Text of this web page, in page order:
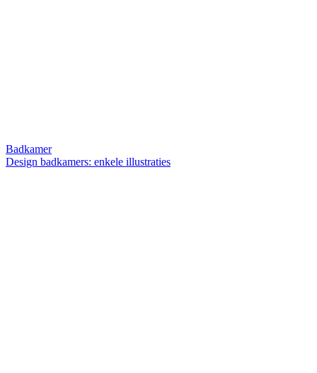
Badkamer
Design badkamers: enkele illustraties